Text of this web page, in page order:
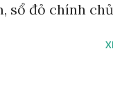
sổ đỏ chính chủ,
– Tư vấn